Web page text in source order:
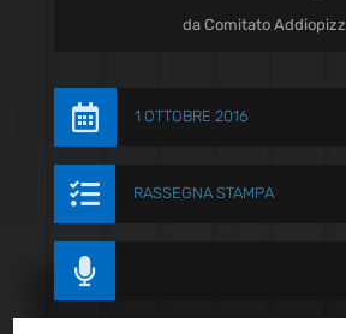
daComitato
 1 OTTOBRE 2016
 RASSEGNA STAMPA
